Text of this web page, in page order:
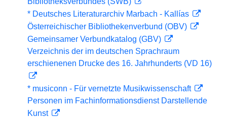
* Deutsches Literaturarchiv Marbach - Kallías
Österreichischer Bibliothekenverbund (OBV)
Gemeinsamer Verbundkatalog (GBV)
Verzeichnis der im deutschen Sprachraum
erschienenen Drucke des 16. Jahrhunderts (VD 16)
* musiconn - Für vernetzte Musikwissenschaft
Personen im Fachinformationsdienst Darstellende
Kunst